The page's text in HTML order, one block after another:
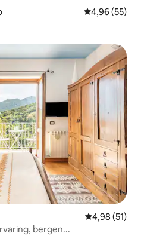
Gemiddelde
4,96 (55)
Gemiddelde
4,98 (51)
bergen...